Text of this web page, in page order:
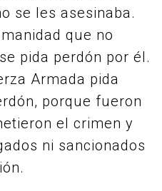
se les asesinaba.
que no
pida perdón por él.
Armada pida
porque fueron
el crimen y
ni sancionados